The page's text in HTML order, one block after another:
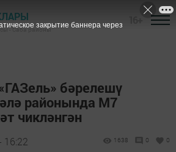
- Саба районы
бәрелешү
районында М7
чикләнгән
16:22 1638 0 0
закрытие баннера через